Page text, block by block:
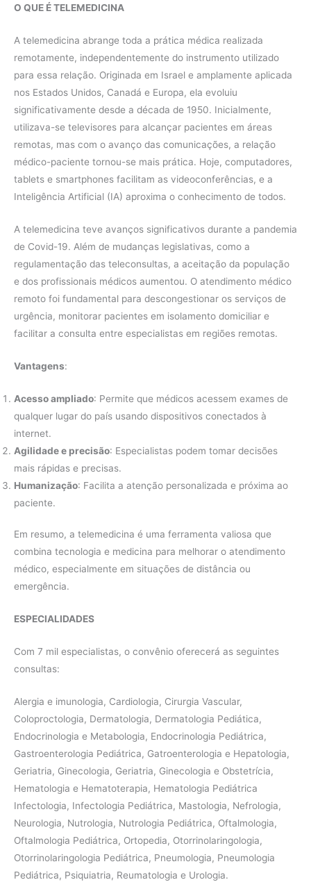
O QUE É TELEMEDICINA
A telemedicina abrange toda a prática médica realizada
remotamente, independentemente do instrumento utilizado
para essa relação. Originada em Israel e amplamente aplicada
nos Estados Unidos, Canadá e Europa, ela evoluiu
significativamente desde a década de 1950. Inicialmente,
utilizava-se televisores para alcançar pacientes em áreas
remotas, mas com o avanço das comunicações, a relação
médico-paciente tornou-se mais prática. Hoje, computadores,
tablets e smartphones facilitam as videoconferências, e a
Inteligência Artificial (IA) aproxima o conhecimento de todos.
A telemedicina teve avanços significativos durante a pandemia
de Covid-19. Além de mudanças legislativas, como a
regulamentação das teleconsultas, a aceitação da população
e dos profissionais médicos aumentou. O atendimento médico
remoto foi fundamental para descongestionar os serviços de
urgência, monitorar pacientes em isolamento domiciliar e
facilitar a consulta entre especialistas em regiões remotas.
Vantagens:
Acesso ampliado: Permite que médicos acessem exames de
qualquer lugar do país usando dispositivos conectados à
internet.
Agilidade e precisão: Especialistas podem tomar decisões
mais rápidas e precisas.
Humanização: Facilita a atenção personalizada e próxima ao
paciente.
Em resumo, a telemedicina é uma ferramenta valiosa que
combina tecnologia e medicina para melhorar o atendimento
médico, especialmente em situações de distância ou
emergência.
ESPECIALIDADES
Com 7 mil especialistas, o convênio oferecerá as seguintes
consultas:
Alergia e imunologia, Cardiologia, Cirurgia Vascular,
Coloproctologia, Dermatologia, Dermatologia Pediática,
Endocrinologia e Metabologia, Endocrinologia Pediátrica,
Gastroenterologia Pediátrica, Gatroenterologia e Hepatologia,
Geriatria, Ginecologia, Geriatria, Ginecologia e Obstetrícia,
Hematologia e Hematoterapia, Hematologia Pediátrica
Infectologia, Infectologia Pediátrica, Mastologia, Nefrologia,
Neurologia, Nutrologia, Nutrologia Pediátrica, Oftalmologia,
Oftalmologia Pediátrica, Ortopedia, Otorrinolaringologia,
Otorrinolaringologia Pediátrica, Pneumologia, Pneumologia
Pediátrica, Psiquiatria, Reumatologia e Urologia.